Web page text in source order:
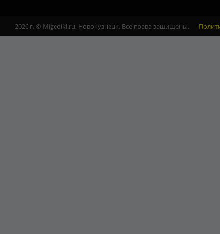
2026 г. © Migediki.ru, Новокузнецк. Все права защищены.